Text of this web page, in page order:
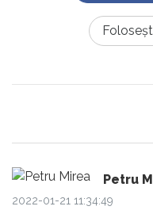
Petru
2022-01-21 11:34:49